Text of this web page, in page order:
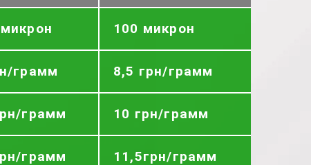
100 микрон
грамм 8,5 грн/грамм
грамм 10 грн/грамм
грамм 11,5грн/грамм